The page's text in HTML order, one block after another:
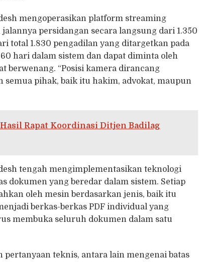
mengoperasikan platform streaming
persidangan secara langsung dari 1.350
total 1.830 pengadilan yang ditargetkan pada
hari dalam sistem dan dapat diminta oleh
berwenang. “Posisi kamera dirancang
pihak, baik itu hakim, advokat, maupun
Rapat Koordinasi Ditjen Badilag
tengah mengimplementasikan teknologi
dokumen yang beredar dalam sistem. Setiap
oleh mesin berdasarkan jenis, baik itu
berkas-berkas PDF individual yang
membuka seluruh dokumen dalam satu
teknis, antara lain mengenai batas